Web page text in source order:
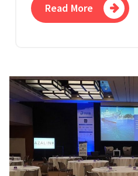
Read More